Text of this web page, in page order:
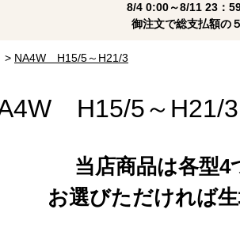
8/4 0:00～8/11 23：
御注文で総支払額の
> NA4W H15/5～H21/3
H15/5～H21/3
当店商品は各型
お選びただければ